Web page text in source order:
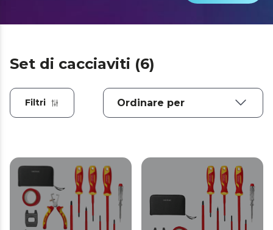
Set di cacciaviti (6)
Filtri